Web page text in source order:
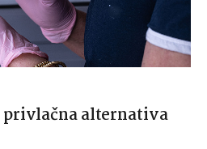
privlačna alternativa